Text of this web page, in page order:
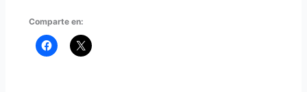
Comparte en: